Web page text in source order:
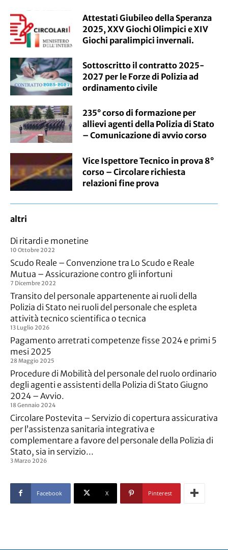
Attestati Giubileo della Speranza
2025, XXV Giochi Olimpici e XIV
Giochi paralimpici invernali.
Sottoscritto il contratto 2025-
2027 per le Forze di Polizia ad
ordinamento civile
235° corso di formazione per
allievi agenti della Polizia di Stato
– Comunicazione di avvio corso
Vice Ispettore Tecnico in prova 8°
corso – Circolare richiesta
relazioni fine prova
altri
Di ritardi e monetine
10 Ottobre 2022
Scudo Reale – Convenzione tra Lo Scudo e Reale
Mutua – Assicurazione contro gli infortuni
7 Dicembre 2022
Transito del personale appartenente ai ruoli della
Polizia di Stato nei ruoli del personale che espleta
attività tecnico scientifica o tecnica
13 Luglio 2026
Pagamento arretrati competenze fisse 2024 e primi 5
mesi 2025
28 Maggio 2025
Procedure di Mobilità del personale del ruolo ordinario
degli agenti e assistenti della Polizia di Stato Giugno
2024 – Avvio.
18 Gennaio 2024
Circolare Postevita – Servizio di copertura assicurativa
per l’assistenza sanitaria integrativa e
complementare a favore del personale della Polizia di
Stato, sia in servizio...
3 Marzo 2026
Facebook X Pinterest